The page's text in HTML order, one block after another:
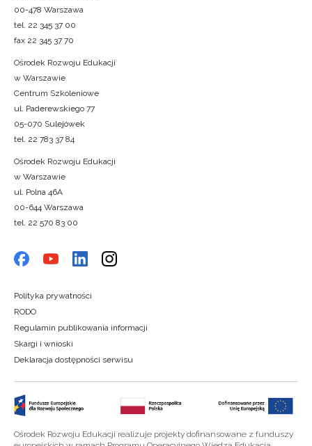
00-478 Warszawa
tel. 22 345 37 00
fax 22 345 37 70
Ośrodek Rozwoju Edukacji
w Warszawie
Centrum Szkoleniowe
ul. Paderewskiego 77
05-070 Sulejówek
tel. 22 783 37 84
Ośrodek Rozwoju Edukacji
w Warszawie
ul. Polna 46A
00-644 Warszawa
tel. 22 570 83 00
Polityka prywatności
RODO
Regulamin publikowania informacji
Skargi i wnioski
Deklaracja dostępności serwisu
Ośrodek Rozwoju Edukacji realizuje projekty dofinansowane z funduszy